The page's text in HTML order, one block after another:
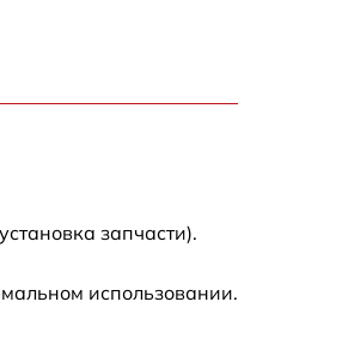
запчасти).
использовании.